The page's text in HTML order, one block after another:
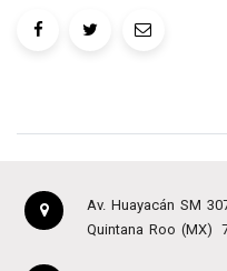
Av. Huayacán SM
Quintana Roo (MX)